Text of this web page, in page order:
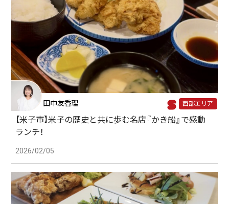
田中友香理 西部エリア
【米子市】米子の歴史と共に歩む名店『かき船』で感動
ランチ！
2026/02/05